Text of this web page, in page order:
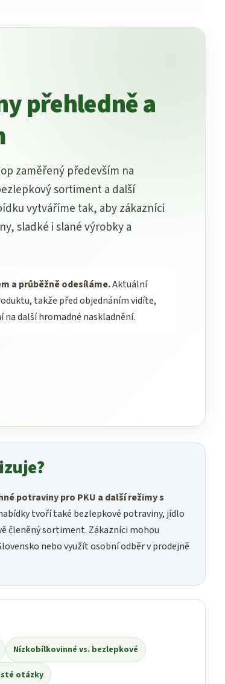
přehledně a
zaměřený především na
sortiment a další
vytváříme tak, aby zákazníci
sladké i slané výrobky a
a průběžně odesíláme.Aktuální
takže před objednáním vidíte,
další hromadné naskladnění.
potraviny pro PKU a další režimy s
tvoří také bezlepkové potraviny, jídlo
členěný sortiment. Zákazníci mohou
nebo využít osobní odběr v prodejně
Nízkobílkovinné vs. bezlepkové
otázky